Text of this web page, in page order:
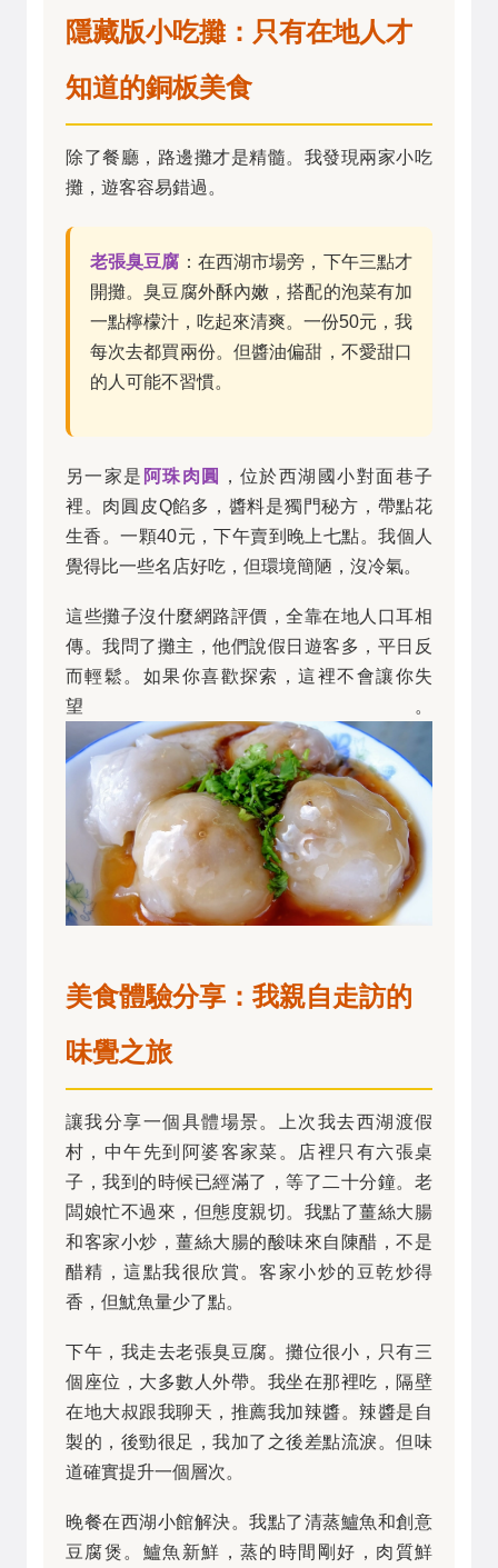
隱藏版小吃攤：只有在地人才
知道的銅板美食
除了餐廳，路邊攤才是精髓。我發現兩家小吃
攤，遊客容易錯過。
老張臭豆腐 ：在西湖市場旁，下午三點才
開攤。臭豆腐外酥內嫩，搭配的泡菜有加
一點檸檬汁，吃起來清爽。一份50元，我
每次去都買兩份。但醬油偏甜，不愛甜口
的人可能不習慣。
另一家是 阿珠肉圓
，位於西湖國小對面巷子
裡。肉圓皮Q餡多，醬料是獨門秘方，帶點花
生香。一顆40元，下午賣到晚上七點。我個人
覺得比一些名店好吃，但環境簡陋，沒冷氣。
這些攤子沒什麼網路評價，全靠在地人口耳相
傳。我問了攤主，他們說假日遊客多，平日反
而輕鬆。如果你喜歡探索，這裡不會讓你失
望。
美食體驗分享：我親自走訪的
味覺之旅
讓我分享一個具體場景。上次我去西湖渡假
村，中午先到阿婆客家菜。店裡只有六張桌
子，我到的時候已經滿了，等了二十分鐘。老
闆娘忙不過來，但態度親切。我點了薑絲大腸
和客家小炒，薑絲大腸的酸味來自陳醋，不是
醋精，這點我很欣賞。客家小炒的豆乾炒得
香，但魷魚量少了點。
下午，我走去老張臭豆腐。攤位很小，只有三
個座位，大多數人外帶。我坐在那裡吃，隔壁
在地大叔跟我聊天，推薦我加辣醬。辣醬是自
製的，後勁很足，我加了之後差點流淚。但味
道確實提升一個層次。
晚餐在西湖小館解決。我點了清蒸鱸魚和創意
豆腐煲。鱸魚新鮮，蒸的時間剛好，肉質鮮